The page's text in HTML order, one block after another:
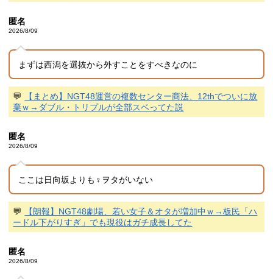
匿名
2026/8/09
まずは西潟を選抜から外すことをすべきなのに
💬
【まとめ】NGT48運営の複数センター商法、12thでついに放
棄ｗ→ダブル・トリプルが全部スベってた説
匿名
2026/8/09
ここは日向坂よりも♀ヲタがいない
💬
【朗報】NGT48劇場、若い女子＆オタが増加中ｗ→板民「ハ
ードル下がりすぎ」でも現役はガチ成長してた
匿名
2026/8/09